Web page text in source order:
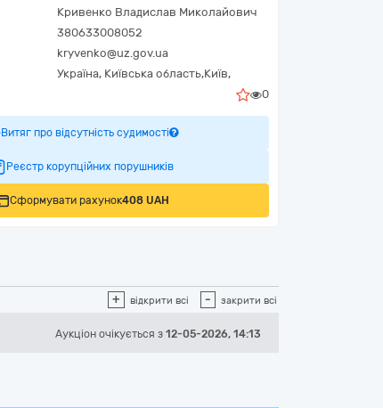
Кривенко Владислав Миколайович
380633008052
kryvenko@uz.gov.ua
Україна, Київська область,Київ,
0
Витяг про відсутність судимості
Реєстр корупційних порушників
Сформувати рахунок408 UAH
+ відкрити всі - закрити всі
Аукціон очікується з 12-05-2026, 14:13